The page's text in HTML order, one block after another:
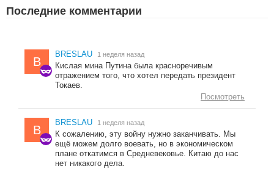
Последние комментарии
B
BRESLAU 1 неделя назад
Кислая мина Путина была красноречивым
отражением того, что хотел передать президент
Токаев.
Посмотреть
B
BRESLAU 1 неделя назад
К сожалению, эту войну нужно заканчивать. Мы
ещё можем долго воевать, но в экономическом
плане откатимся в Средневековье. Китаю до нас
нет никакого дела.